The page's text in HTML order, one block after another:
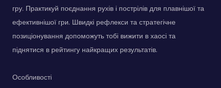
гру. Практикуй поєднання рухів і пострілів для плавнішої та
ефективнішої гри. Швидкі рефлекси та стратегічне
позиціонування допоможуть тобі вижити в хаосі та
піднятися в рейтингу найкращих результатів.
Особливості